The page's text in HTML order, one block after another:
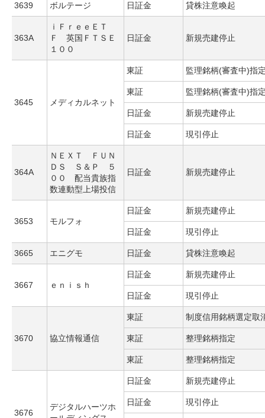
3639 ボルテージ 日証金 貸株注意喚起
363A
ｉＦｒｅｅＥＴ
Ｆ 英国ＦＴＳＥ
１００
日証金 新規売建停止
3645 メディカルネット
東証 監理銘柄(審査中)指
東証 監理銘柄(審査中)指
日証金 新規売建停止
日証金 現引停止
364A
ＮＥＸＴ ＦＵＮ
ＤＳ Ｓ＆Ｐ ５
００ 配当貴族指
数連動型上場投信
日証金 新規売建停止
3653 モルフォ
日証金 新規売建停止
日証金 現引停止
3665 エニグモ 日証金 貸株注意喚起
3667 ｅｎｉｓｈ
日証金 新規売建停止
日証金 現引停止
3670 協立情報通信
東証 制度信用銘柄選定取
東証 整理銘柄指定
東証 整理銘柄指定
3676
デジタルハーツホ
日証金 新規売建停止
日証金 現引停止